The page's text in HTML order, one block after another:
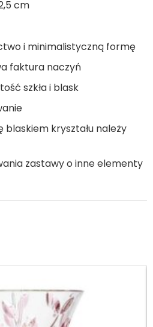
cm
i minimalistyczną formę
faktura naczyń
szkła i blask
blaskiem kryształu należy
zastawy o inne elementy